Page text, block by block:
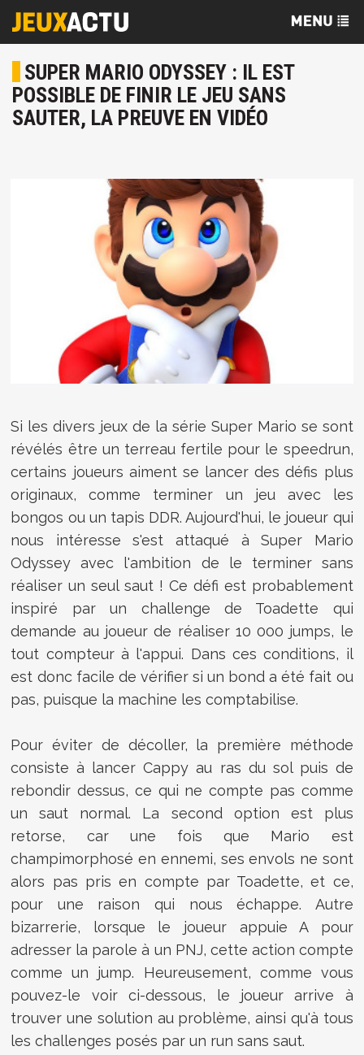
SUPER MARIO ODYSSEY : IL EST
POSSIBLE DE FINIR LE JEU SANS
SAUTER, LA PREUVE EN VIDÉO
Si les divers jeux de la série Super Mario se sont
révélés être un terreau fertile pour le speedrun,
certains joueurs aiment se lancer des défis plus
originaux, comme terminer un jeu avec les
bongos ou un tapis DDR. Aujourd'hui, le joueur qui
nous intéresse s'est attaqué à Super Mario
Odyssey avec l'ambition de le terminer sans
réaliser un seul saut ! Ce défi est probablement
inspiré par un challenge de Toadette qui
demande au joueur de réaliser 10 000 jumps, le
tout compteur à l'appui. Dans ces conditions, il
est donc facile de vérifier si un bond a été fait ou
pas, puisque la machine les comptabilise.
Pour éviter de décoller, la première méthode
consiste à lancer Cappy au ras du sol puis de
rebondir dessus, ce qui ne compte pas comme
un saut normal. La second option est plus
retorse, car une fois que Mario est
champimorphosé en ennemi, ses envols ne sont
alors pas pris en compte par Toadette, et ce,
pour une raison qui nous échappe. Autre
bizarrerie, lorsque le joueur appuie A pour
adresser la parole à un PNJ, cette action compte
comme un jump. Heureusement, comme vous
pouvez-le voir ci-dessous, le joueur arrive à
trouver une solution au problème, ainsi qu'à tous
les challenges posés par un run sans saut.